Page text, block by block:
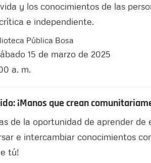
y los conocimientos de las
e independiente.
Pública Bosa
15 de marzo de 2025
a. m.
¡Manos que crean
de la oportunidad de aprender
e intercambiar conocimientos
tú!